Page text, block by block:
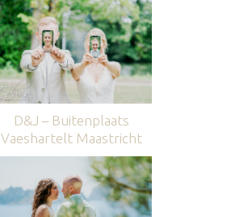
D&J – Buitenplaats
Vaeshartelt Maastricht